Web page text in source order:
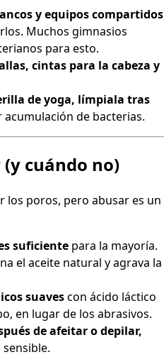
y equipos compartidos
Muchos gimnasios
para esto.
cintas para la cabeza y
de yoga, límpiala tras
acumulación de bacterias.
cuándo no)
los poros, pero abusar es un
suficiente para la mayoría.
el aceite natural y agrava la
suavescon ácido láctico
en lugar de los abrasivos.
de afeitar o depilar,